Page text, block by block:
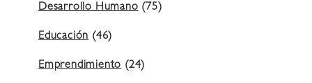
Desarrollo Humano(75)
Educación(46)
Emprendimiento(24)